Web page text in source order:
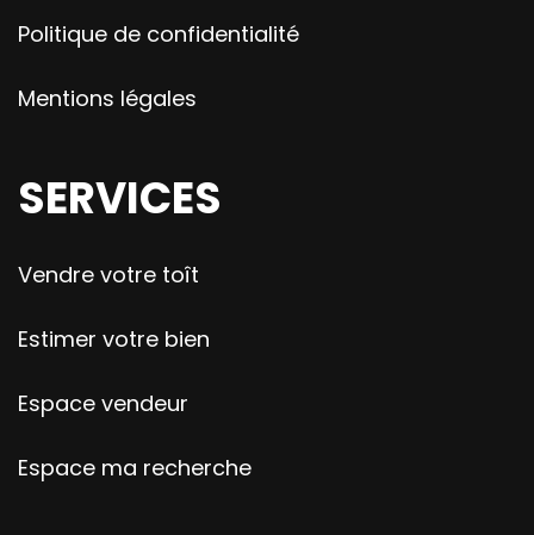
Politique de confidentialité
Mentions légales
SERVICES
Vendre votre toît
Estimer votre bien
Espace vendeur
Espace ma recherche